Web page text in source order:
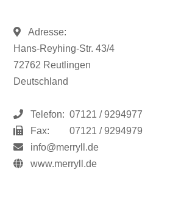
Adresse:
Hans-Reyhing-Str. 43/4
72762 Reutlingen
Deutschland
Telefon: 07121 / 9294977
Fax:
07121 / 9294979
info@merryll.de
www.merryll.de